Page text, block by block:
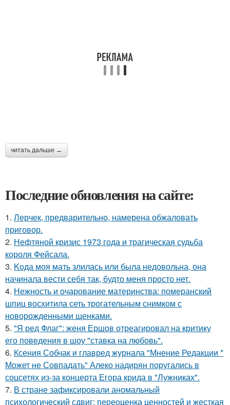
читать дальше →
Последние обновления на сайте:
1. Лерчек, предварительно, намерена обжаловать
приговор.
2. Нефтяной кризис 1973 года и трагическая судьба
короля Фейсала.
3. Koда моя мать злилась или была недовольна, она
начинала вести себя так, будто меня просто нет.
4. Нежность и очарование материнства: померанский
шпиц восхитила сеть трогательным снимком с
новорожденными щенками.
5. "Я ред Флаг": женя Ершов отреагировал на критику
его поведения в шоу "ставка на любовь".
6. Ксения Собчак и главред журнала "Мнение Редакции *
Может не Совпадать" Алеко надирян поругались в
соцсетях из-за концерта Егора крида в "Лужниках".
7. В стране зафиксировали аномальный
психологический сдвиг: переоценка ценностей и жесткая